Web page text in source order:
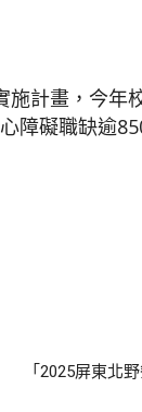
計畫，今年
障礙職缺逾
「2025屏東北